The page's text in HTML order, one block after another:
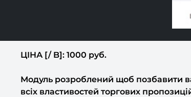
ЦІНА [/ B]: 1000 руб.
Модуль розроблений щоб позбавити
всіх властивостей торгових